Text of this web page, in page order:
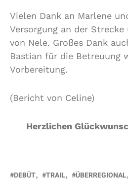
Vielen Dank an Marlene
Versorgung an der
von Nele. Großes Dank
Bastian für die Betreuung
Vorbereitung.
(Bericht von Celine)
Herzlichen
DEBÜT TRAIL ÜBERREGIONAL